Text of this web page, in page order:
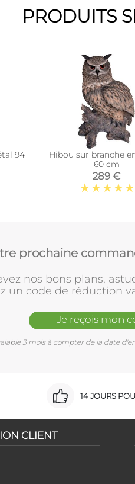
PRODUITS
94
Hibou sur branche
60 cm
289 €
prochaine
nos bons plans,
un code de réduction
Je reçois mon
3 mois à compter de la date
14 JOURS
CLIENT